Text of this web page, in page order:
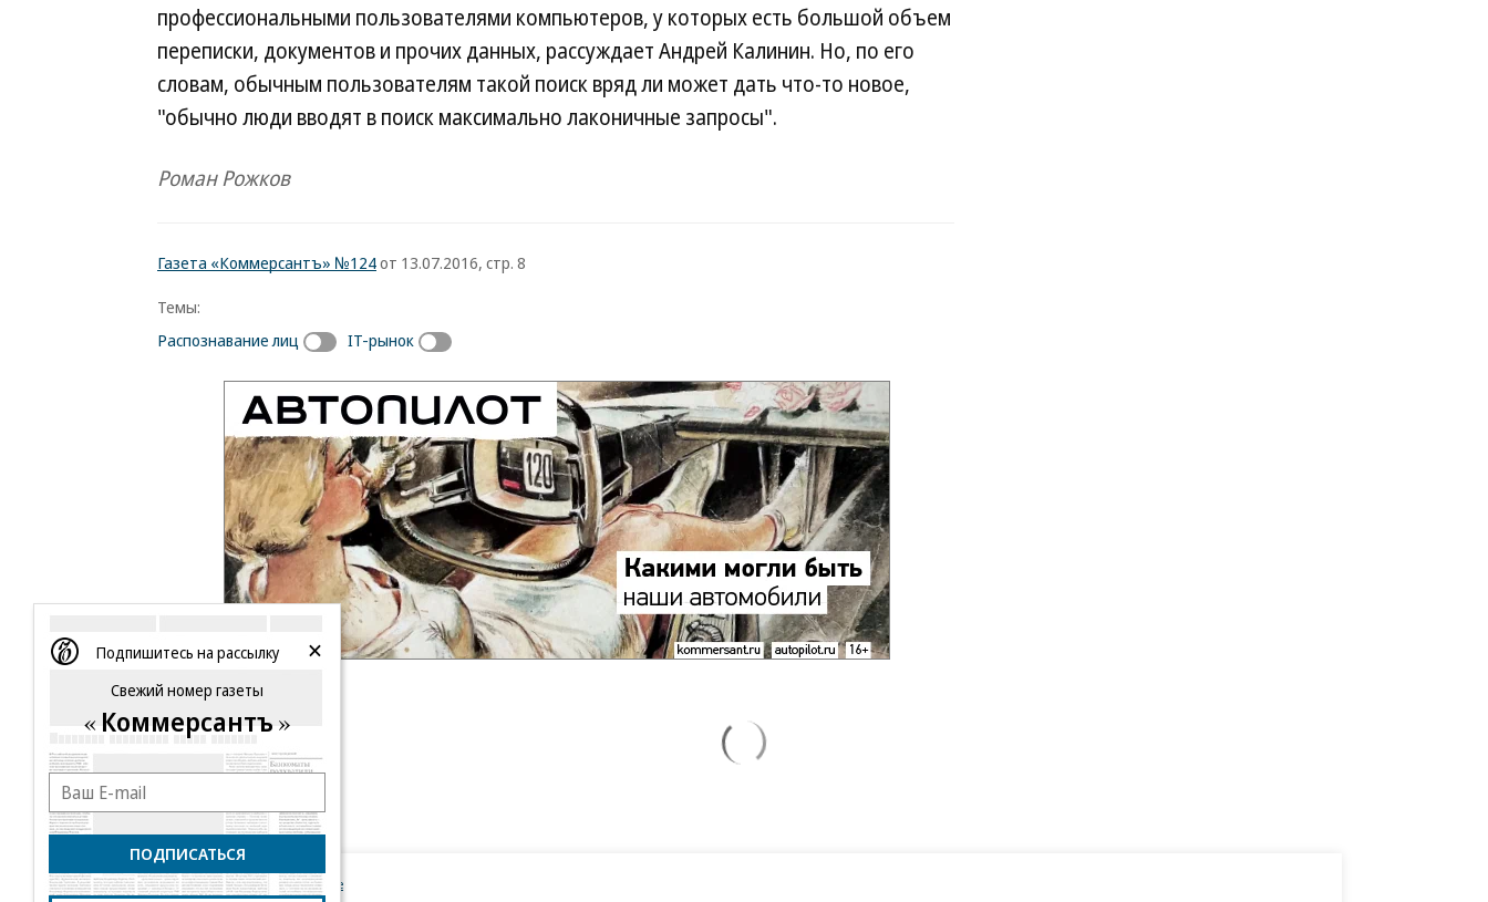
профессиональными пользователями компьютеров, у которых есть большой объем
переписки, документов и прочих данных, рассуждает Андрей Калинин. Но, по его
словам, обычным пользователям такой поиск вряд ли может дать что-то новое,
"обычно люди вводят в поиск максимально лаконичные запросы".
Роман Рожков
Газета «Коммерсантъ» №124от 13.07.2016, стр. 8
Темы:
Распознавание лиц
IT-рынок
Новости компаний Все
Подпишитесь на рассылку
Свежий номер газеты
Коммерсантъ
ПОДПИСАТЬСЯ